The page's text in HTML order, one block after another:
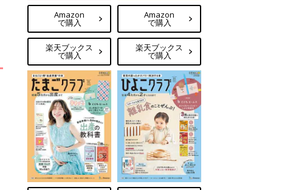
Amazon
で購入
楽天ブックス
で購入
Amazon
で購入
楽天ブックス
で購入